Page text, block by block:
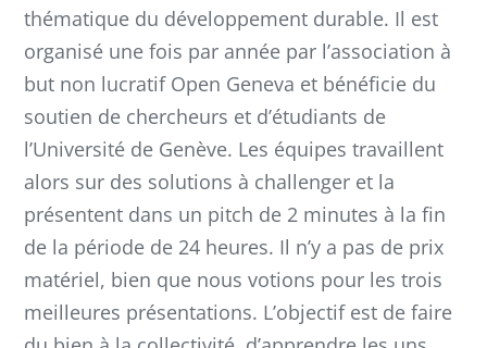
thématique du développement durable. Il est
organisé une fois par année par l’association à
but non lucratif Open Geneva et bénéficie du
soutien de chercheurs et d’étudiants de
l’Université de Genève. Les équipes travaillent
alors sur des solutions à challenger et la
présentent dans un pitch de 2 minutes à la fin
de la période de 24 heures. Il n’y a pas de prix
matériel, bien que nous votions pour les trois
meilleures présentations. L’objectif est de faire